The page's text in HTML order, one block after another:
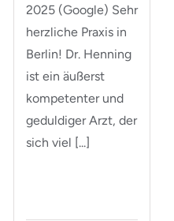
2025 (Google) Sehr
herzliche Praxis in
Berlin! Dr. Henning
ist ein äußerst
kompetenter und
geduldiger Arzt, der
sich viel [...]